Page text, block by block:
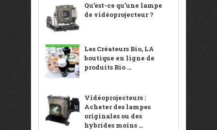
Qu’est-ce qu’une lampe
de vidéoprojecteur ?
Les Créateurs Bio, LA
boutique en ligne de
produits Bio ...
Vidéoprojecteurs :
Acheter des lampes
originales ou des
hybrides moins ...